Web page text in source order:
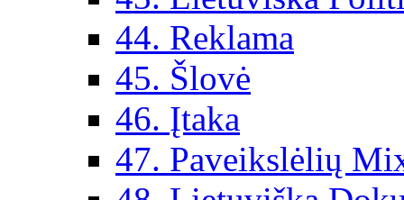
44. Reklama
45. Šlovė
46. Įtaka
47. Paveikslėlių